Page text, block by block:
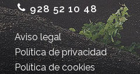
928 52 10 48
Aviso legal
Política de privacidad
Política de cookies